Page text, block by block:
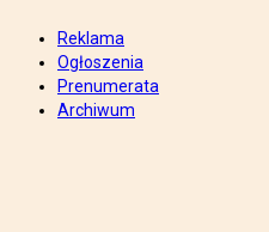
Reklama
Ogłoszenia
Prenumerata
Archiwum